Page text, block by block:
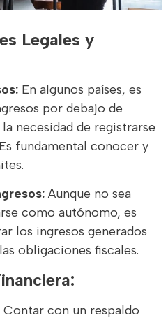
Legales y
En algunos países, es
por debajo de
necesidad de registrarse
fundamental conocer y
Aunque no sea
como autónomo, es
los ingresos generados
obligaciones fiscales.
Contar con un respaldo